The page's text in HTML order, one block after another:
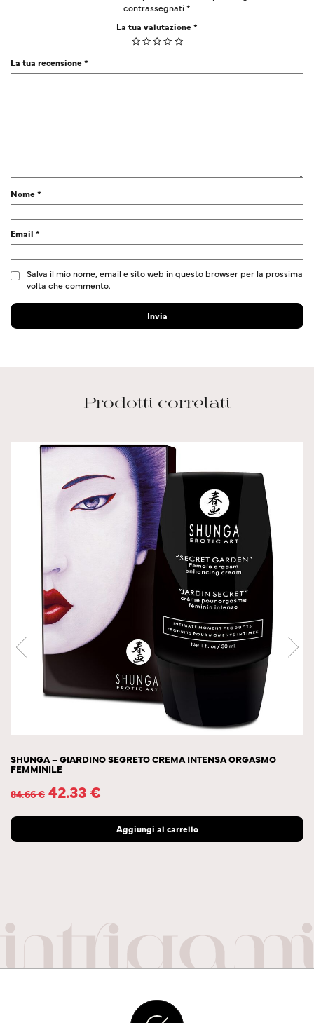
contrassegnati*
La tua valutazione*
La tua recensione*
Nome*
Email *
Salva il mio nome, email e sito web in questo browser per la prossima
volta che commento.
Prodotti correlati
SHUNGA – GIARDINO SEGRETO CREMA INTENSA ORGASMO
FEMMINILE
84.66€ 42.33€
Aggiungi al carrello